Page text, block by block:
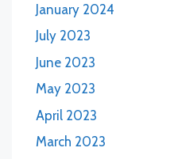
January 2024
July 2023
June 2023
May 2023
April 2023
March 2023